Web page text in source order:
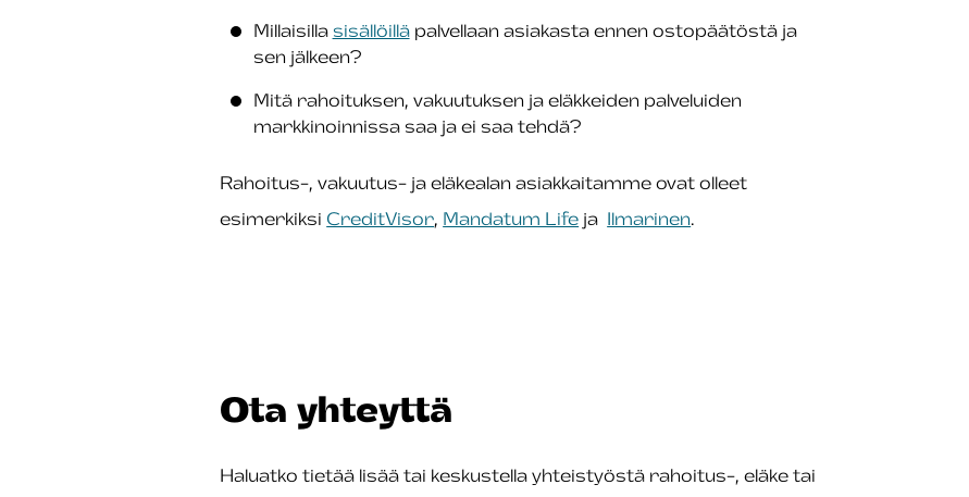
Millaisilla sisällöilläpalvellaan asiakasta ennen ostopäätöstä ja
sen jälkeen?
Mitä rahoituksen, vakuutuksen ja eläkkeiden palveluiden
markkinoinnissa saa ja ei saa tehdä?
Rahoitus-, vakuutus- ja eläkealan asiakkaitamme ovat olleet
esimerkiksi CreditVisor, Mandatum Life ja Ilmarinen.
Ota yhteyttä
Haluatko tietää lisää tai keskustella yhteistyöstä rahoitus-, eläke tai